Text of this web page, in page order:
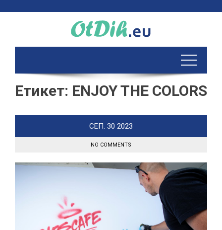
Етикет: ENJOY THE COLORS
СЕП. 30 2023
NO COMMENTS